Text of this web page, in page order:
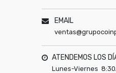
EMAIL
ATENDEMOS LOS
Lunes-Viernes